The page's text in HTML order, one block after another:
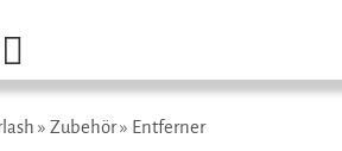
»Zubehör» Entferner